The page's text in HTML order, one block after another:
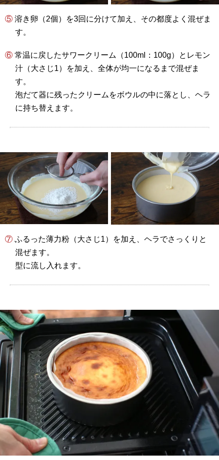
⑤ 溶き卵（2個）を3回に分けて加え、その都度よく混ぜま
す。
⑥ 常温に戻したサワークリーム（100ml：100g）とレモン
汁（大さじ1）を加え、全体が均一になるまで混ぜま
す。
泡だて器に残ったクリームをボウルの中に落とし、ヘラ
に持ち替えます。
⑦ ふるった薄力粉（大さじ1）を加え、ヘラでさっくりと
混ぜます。
型に流し入れます。